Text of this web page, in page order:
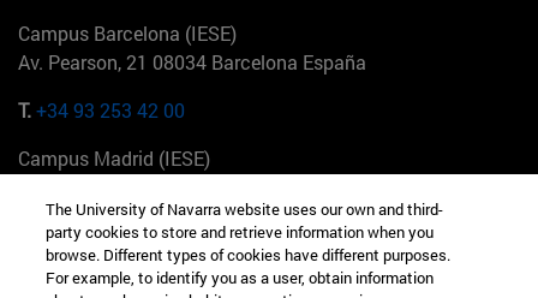
Campus Barcelona (IESE)
Av. Pearson, 21 08034 Barcelona España
T.+34 93 253 42 00
Campus Madrid (IESE)
+34 912 11 30 00
Campus Nueva York (IESE)
The University of Navarra website uses our own and third-
party cookies to store and retrieve information when you
browse. Different types of cookies have different purposes.
For example, to identify you as a user, obtain information